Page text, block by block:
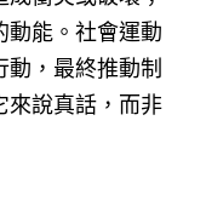
動能。社會運動
動，最終推動制
來說真話，而非